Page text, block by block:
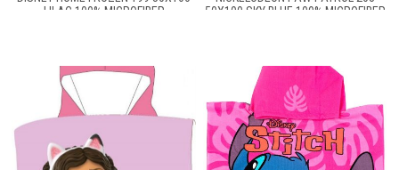
LILAC 100% MICROFIBER
50X100 SKY BLUE 100% MICROFIBER